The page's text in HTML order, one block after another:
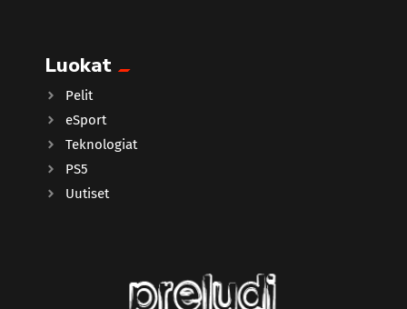
Luokat
Pelit
eSport
Teknologiat
PS5
Uutiset